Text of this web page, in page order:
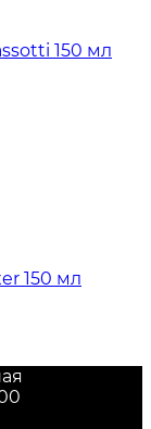
150 мл
150 мл